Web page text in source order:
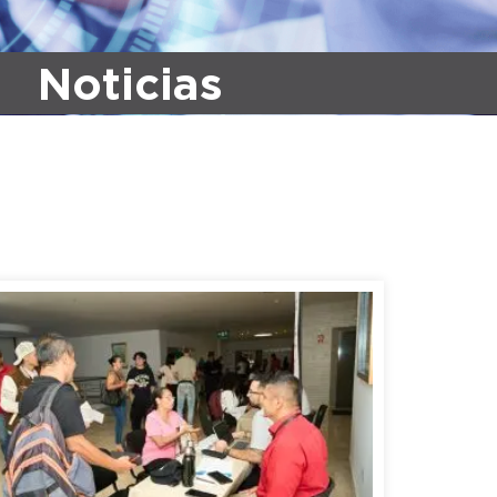
Noticias